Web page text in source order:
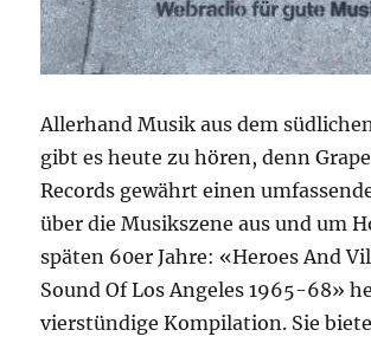
Allerhand Musik aus dem
gibt es heute zu hören, denn
Records gewährt einen
über die Musikszene aus und um
späten 60er Jahre: «Heroes And
Sound Of Los Angeles 1965-68»
vierstündige Kompilation. Sie